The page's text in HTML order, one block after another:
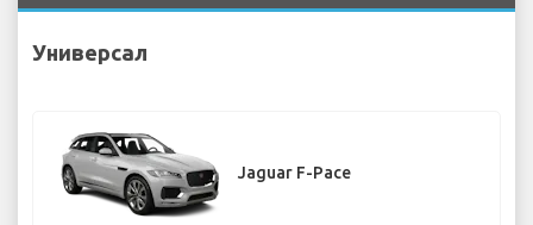
Универсал
Jaguar F-Pace